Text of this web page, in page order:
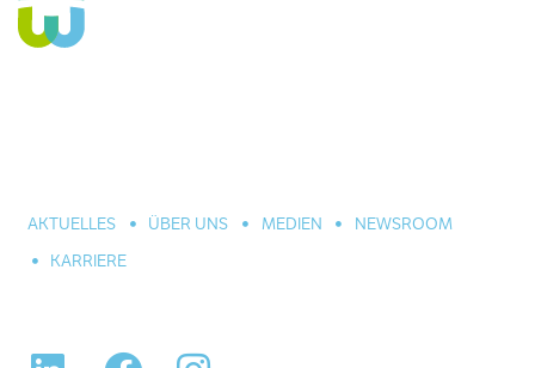
AKTUELLES ÜBER UNS MEDIEN
NEWSROOM
KARRIERE